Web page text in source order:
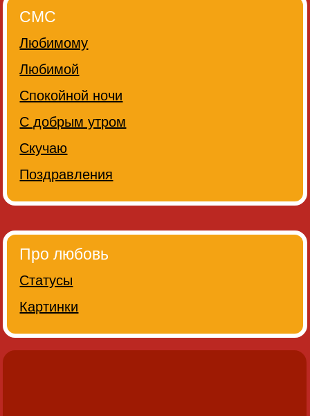
СМС
Любимому
Любимой
Спокойной ночи
С добрым утром
Скучаю
Поздравления
Про любовь
Статусы
Картинки